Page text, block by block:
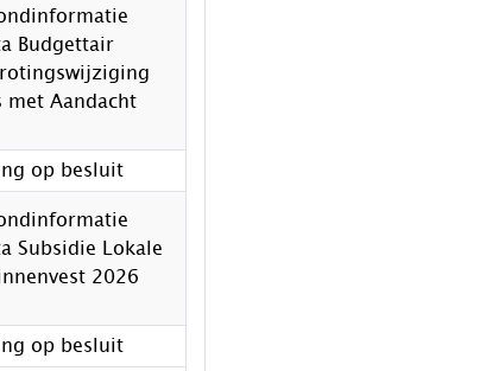
Budgettair
met Aandacht
op besluit
Subsidie Lokale
2026
op besluit